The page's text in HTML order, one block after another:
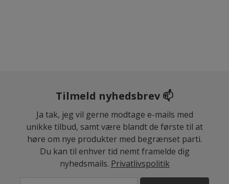
Tilmeld nyhedsbrev 📫
Ja tak, jeg vil gerne modtage e-mails med
unikke tilbud, samt være blandt de første til at
høre om nye produkter med begrænset parti.
Du kan til enhver tid nemt framelde dig
nyhedsmails. Privatlivspolitik